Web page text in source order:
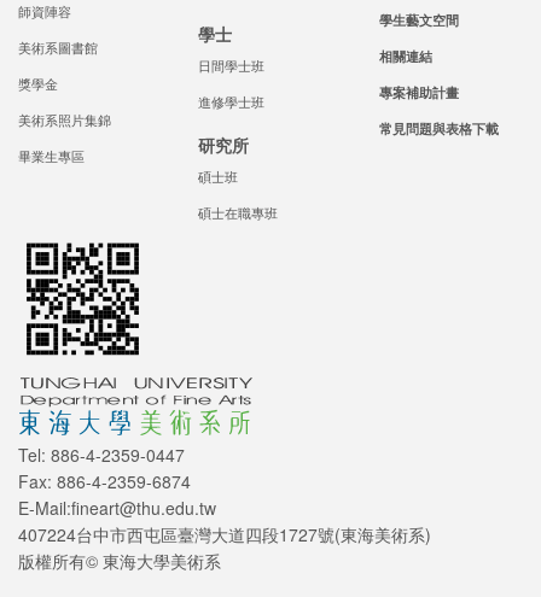
師資陣容
美術系圖書館
獎學金
美術系照片集錦
畢業生專區
學士
日間學士班
進修學士班
研究所
碩士班
碩士在職專班
學生藝文空間
相關連結
專案補助計畫
常見問題與表格下載
Tel: 886-4-2359-0447
Fax: 886-4-2359-6874
E-Mail:fineart@thu.edu.tw
407224台中市西屯區臺灣大道四段1727號(東海美術系)
版權所有© 東海大學美術系